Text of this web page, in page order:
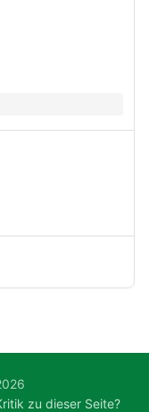
zu dieser Seite?